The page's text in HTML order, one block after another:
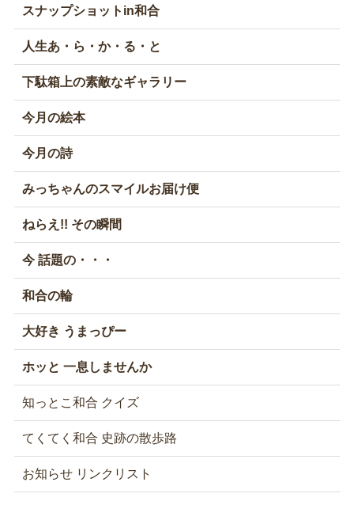
スナップショットin和合
人生あ・ら・か・る・と
下駄箱上の素敵なギャラリー
今月の絵本
今月の詩
みっちゃんのスマイルお届け便
ねらえ!! その瞬間
今 話題の・・・
和合の輪
大好き うまっぴー
ホッと 一息しませんか
知っとこ和合 クイズ
てくてく和合 史跡の散歩路
お知らせ リンクリスト